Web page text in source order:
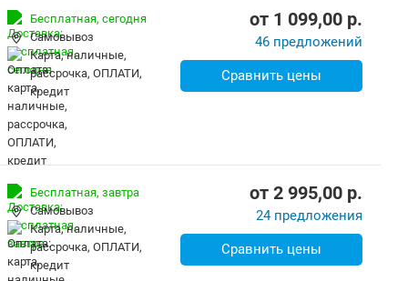
Бесплатная, сегодня
Самовывоз
карта, наличные,
рассрочка, ОПЛАТИ,
кредит
от 1 099,00 p.
46 предложений
Сравнить цены
Бесплатная, завтра
Самовывоз
карта, наличные,
рассрочка, ОПЛАТИ,
кредит
от 2 995,00 p.
24 предложения
Сравнить цены